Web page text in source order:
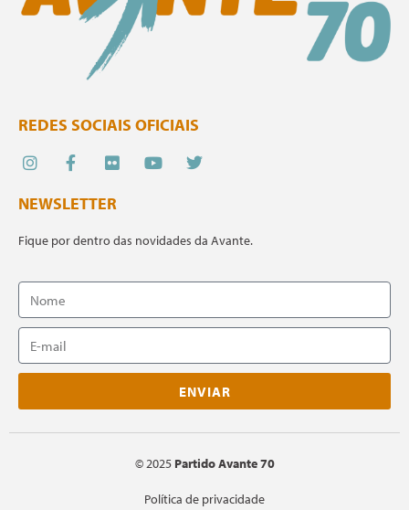
REDES SOCIAIS OFICIAIS
NEWSLETTER
Fique por dentro das novidades da Avante.
ENVIAR
©2025Partido Avante 70
Política de privacidade